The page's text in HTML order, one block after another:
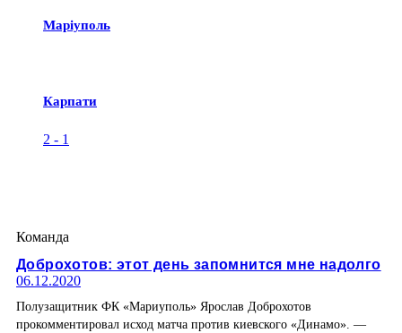
Маріуполь
Карпати
2 - 1
Команда
Доброхотов: этот день запомнится мне надолго
06.12.2020
Полузащитник ФК «Мариуполь» Ярослав Доброхотов
прокомментировал исход матча против киевского «Динамо». —